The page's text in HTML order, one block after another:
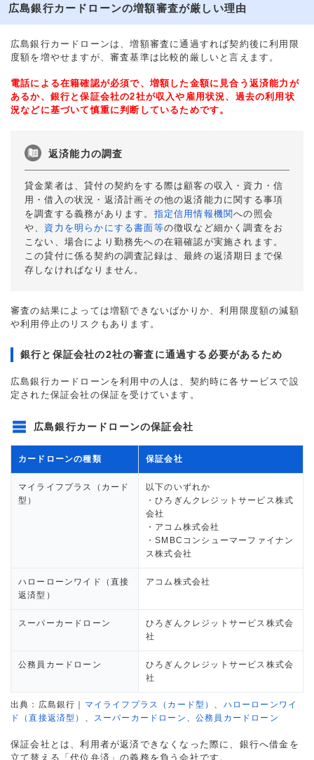
広島銀行カードローンの増額審査が厳しい理由
広島銀行カードローンは、増額審査に通過すれば契約後に利用限
度額を増やせますが、審査基準は比較的厳しいと言えます。
電話による在籍確認が必須で、増額した金額に見合う返済能力が
あるか、銀行と保証会社の2社が収入や雇用状況、過去の利用状
況などに基づいて慎重に判断しているためです。
返済能力の調査
貸金業者は、貸付の契約をする際は顧客の収入・資力・信
用・借入の状況・返済計画その他の返済能力に関する事項
を調査する義務があります。 指定信用情報機関への照会
や、 資力を明らかにする書面等の徴収など細かく調査をお
こない、場合により勤務先への在籍確認が実施されます。
この貸付に係る契約の調査記録は、最終の返済期日まで保
存しなければなりません。
審査の結果によっては増額できないばかりか、利用限度額の減額
や利用停止のリスクもあります。
銀行と保証会社の2社の審査に通過する必要があるため
広島銀行カードローンを利用中の人は、契約時に各サービスで設
定された保証会社の保証を受けています。
広島銀行カードローンの保証会社
カードローンの種類 保証会社
マイライフプラス（カード
型）
以下のいずれか
・ひろぎんクレジットサービス株式
会社
・アコム株式会社
・SMBCコンシューマーファイナン
ス株式会社
ハローローンワイド（直接
返済型）
アコム株式会社
スーパーカードローン
ひろぎんクレジットサービス株式会
社
公務員カードローン
ひろぎんクレジットサービス株式会
社
出典：広島銀行｜ マイライフプラス（カード型） 、 ハローローンワイ
ド（直接返済型） 、 スーパーカードローン 、公務員カードローン
保証会社とは、利用者が返済できなくなった際に、銀行へ借金を
立て替える「代位弁済」の義務を負う会社です。